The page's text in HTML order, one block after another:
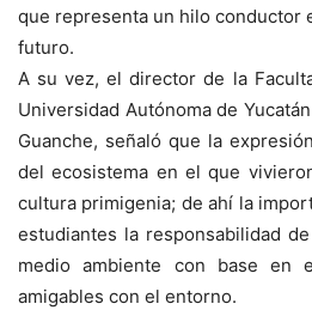
que representa un hilo conductor
futuro.
A su vez, el director de la
Universidad Autónoma de
Guanche, señaló que la
del ecosistema en el que
cultura primigenia; de ahí la
estudiantes la responsabilidad
medio ambiente con base en
amigables con el entorno.